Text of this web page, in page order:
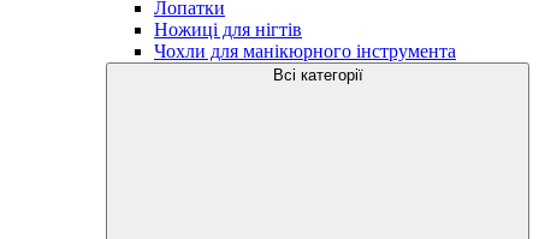
Лопатки
Ножиці для нігтів
Чохли для манікюрного інструмента
Всі категорії